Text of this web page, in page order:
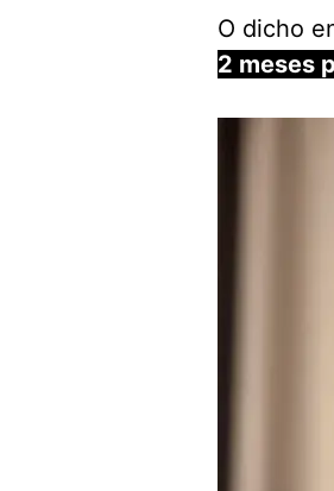
O dicho
2 meses